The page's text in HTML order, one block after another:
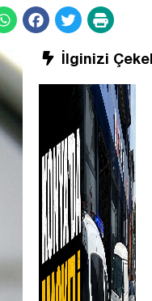
İlginizi